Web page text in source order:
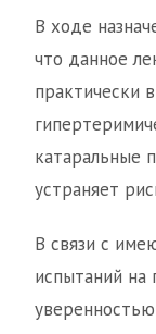
В ходе
что данное
практически
катаральные
устраняет
В связи с
испытаний на